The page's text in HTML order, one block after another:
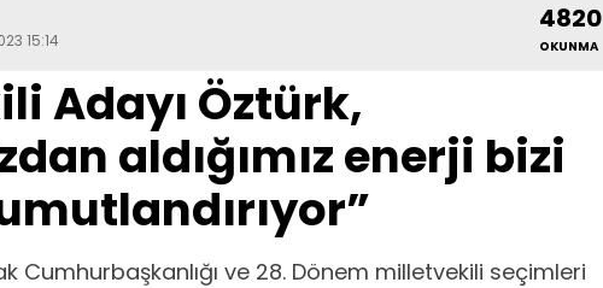
15:14
4820
OKUNMA
Adayı Öztürk,
aldığımız enerji bizi
Cumhurbaşkanlığı ve 28. Dönem milletvekili seçimleri